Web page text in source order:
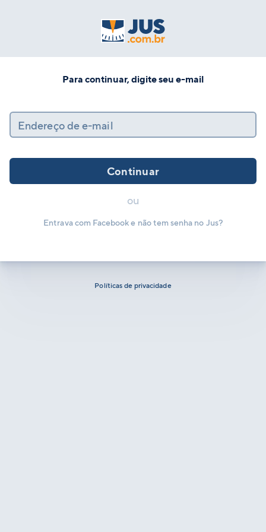
Para continuar, digite seu e-mail
Endereço de e-mail
Continuar
ou
Entrava com Facebook e não tem senha no Jus?
Políticas de privacidade